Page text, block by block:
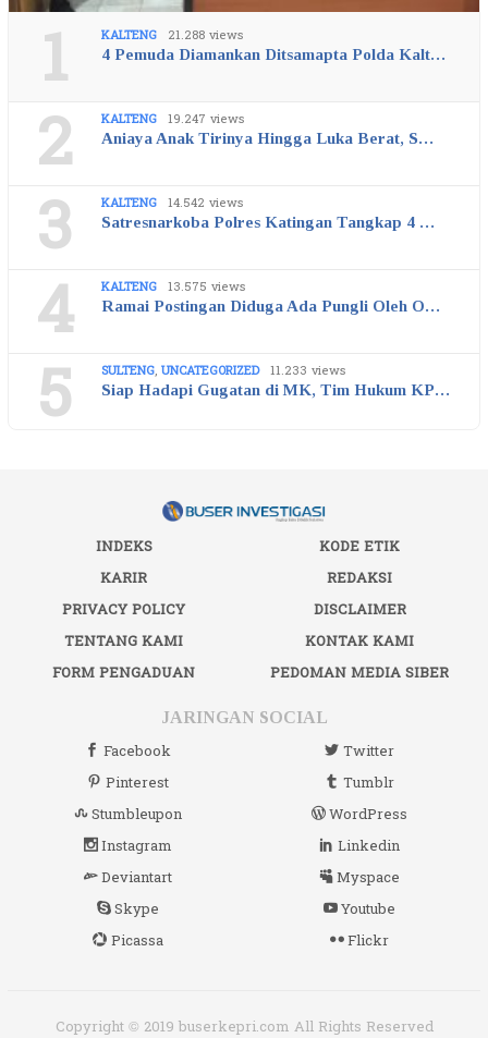
1 KALTENG 21.288 views
4 Pemuda Diamankan Ditsamapta Polda Kalt…
2 KALTENG 19.247 views
Aniaya Anak Tirinya Hingga Luka Berat, S…
3 KALTENG 14.542 views
Satresnarkoba Polres Katingan Tangkap 4 …
4 KALTENG 13.575 views
Ramai Postingan Diduga Ada Pungli Oleh O…
5 SULTENG, UNCATEGORIZED 11.233 views
Siap Hadapi Gugatan di MK, Tim Hukum KP…
INDEKS
KODE ETIK
KARIR
REDAKSI
PRIVACY POLICY
DISCLAIMER
TENTANG KAMI
KONTAK KAMI
FORM PENGADUAN
PEDOMAN MEDIA SIBER
JARINGAN SOCIAL
Facebook
Twitter
Pinterest
Tumblr
Stumbleupon
WordPress
Instagram
Linkedin
Deviantart
Myspace
Skype
Youtube
Picassa
Flickr
Copyright © 2019 buserkepri.com All Rights Reserved